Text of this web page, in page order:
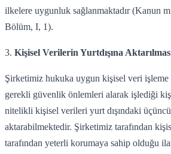
ilkelere uygunluk sağlanmaktadır (Kanun
Bölüm, I, 1).
3. Kişisel Verilerin Yurtdışına
Şirketimiz hukuka uygun kişisel veri işleme
gerekli güvenlik önlemleri alarak işlediği
nitelikli kişisel verileri yurt dışındaki
aktarabilmektedir. Şirketimiz tarafından
tarafından yeterli korumaya sahip olduğu